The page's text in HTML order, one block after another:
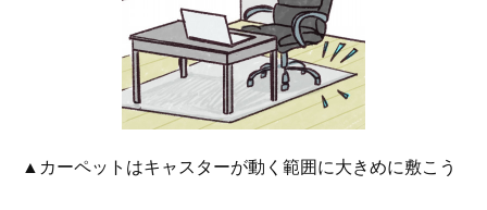
▲カーペットはキャスターが動く範囲に大きめに敷こう